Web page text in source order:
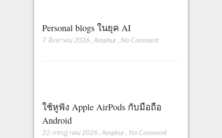
Personal blogs ในยุค AI
7 สิงหาคม 2026 , Amphur , No Comment
ใช้หูฟัง Apple AirPods กับมือถือ
Android
22 กรกฎาคม 2026 , Amphur , No Comment